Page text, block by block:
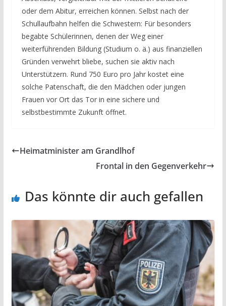
oder dem Abitur, erreichen können. Selbst nach der
Schullaufbahn helfen die Schwestern: Für besonders
begabte Schülerinnen, denen der Weg einer
weiterführenden Bildung (Studium o. ä.) aus finanziellen
Gründen verwehrt bliebe, suchen sie aktiv nach
Unterstützern. Rund 750 Euro pro Jahr kostet eine
solche Patenschaft, die den Mädchen oder jungen
Frauen vor Ort das Tor in eine sichere und
selbstbestimmte Zukunft öffnet.
Heimatminister am Grandlhof
Frontal in den Gegenverkehr
Das könnte dir auch gefallen